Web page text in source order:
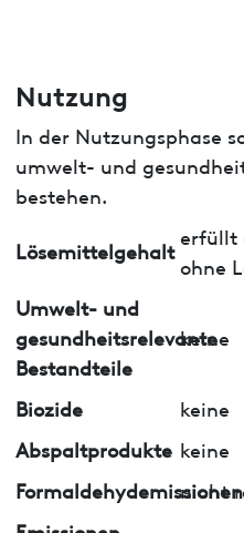
Nutzung
In der Nutzungsphase
umwelt- und
bestehen.
Lösemittelgehalt
erfüllt
ohne
Umwelt- und
gesundheitsrelevante
Bestandteile
keine
Biozide
keine
Abspaltprodukte keine
Formaldehydemissionen
nicht